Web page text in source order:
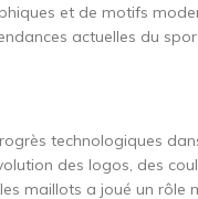
et de motifs
actuelles du
technologiques
des logos, des
maillots a joué un rôle